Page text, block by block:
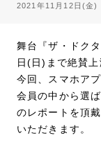
2021年11月12日(金)
舞台『ザ・ドク
日(日)まで絶賛上
今回、スマホア
会員の中から選
のレポートを頂
いただきます。